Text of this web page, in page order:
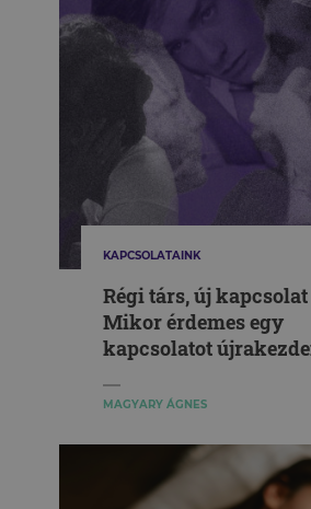
KAPCSOLATAINK
Régi társ, új
Mikor érdemes egy
kapcsolatot
MAGYARY ÁGNES